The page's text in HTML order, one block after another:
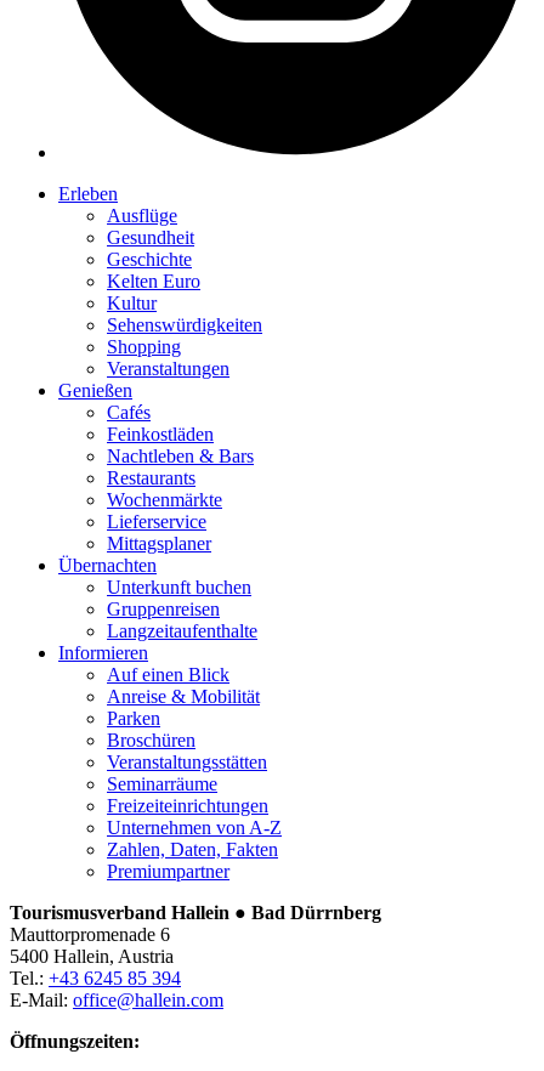
Erleben
Ausflüge
Gesundheit
Geschichte
Kelten Euro
Kultur
Sehenswürdigkeiten
Shopping
Veranstaltungen
Genießen
Cafés
Feinkostläden
Nachtleben & Bars
Restaurants
Wochenmärkte
Lieferservice
Mittagsplaner
Übernachten
Unterkunft buchen
Gruppenreisen
Langzeitaufenthalte
Informieren
Auf einen Blick
Anreise & Mobilität
Parken
Broschüren
Veranstaltungsstätten
Seminarräume
Freizeiteinrichtungen
Unternehmen von A-Z
Zahlen, Daten, Fakten
Premiumpartner
Tourismusverband Hallein ● Bad Dürrnberg
Mauttorpromenade 6
5400 Hallein, Austria
Tel.: +43 6245 85 394
E-Mail: office@hallein.com
Öffnungszeiten: